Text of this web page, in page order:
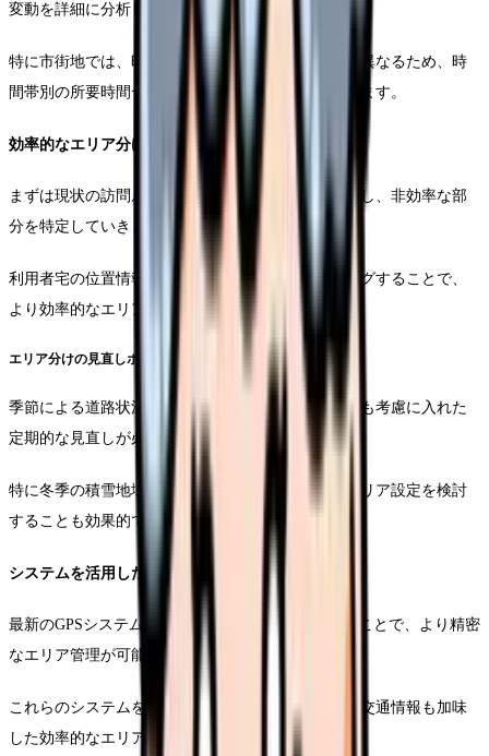
変動を詳細に分析します。
特に市街地では、時間帯によって移動時間が大きく異なるため、時
間帯別の所要時間データを蓄積していく必要があります。
効率的なエリア分けの実践手順
まずは現状の訪問ルートと移動時間のデータを収集し、非効率な部
分を特定していきます。
利用者宅の位置情報と訪問頻度を地図上にマッピングすることで、
より効率的なエリア分けが可能となります。
エリア分けの見直しポイント
季節による道路状況の変化や、新規の道路開通なども考慮に入れた
定期的な見直しが必要です。
特に冬季の積雪地域では、通常期と冬期で異なるエリア設定を検討
することも効果的です。
システムを活用したエリア管理
最新のGPSシステムやルート管理ソフトを活用することで、より精密
なエリア管理が可能となります。
これらのシステムを用いることで、リアルタイムの交通情報も加味
した効率的なエリア設定を実現できます。